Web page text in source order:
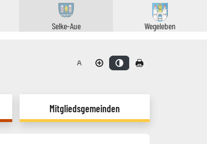
Selke-Aue Wegeleben
Mitgliedsgemeinden